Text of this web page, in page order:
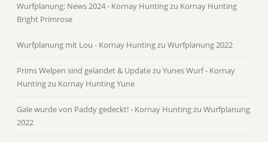
Wurfplanung: News 2024 - Kornay Huntingzu Kornay Hunting
Bright Primrose
Wurfplanung mit Lou - Kornay HuntingzuWurfplanung 2022
Prims Welpen sind gelandet & Update zu Yunes Wurf - Kornay
Huntingzu Kornay Hunting Yune
Gale wurde von Paddy gedeckt! - Kornay HuntingzuWurfplanung
2022